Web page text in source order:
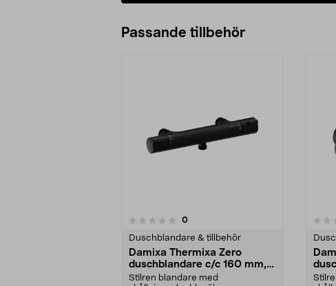
Passande tillbehör
0recensioner
Duschblandare & tillbehör
Damixa Thermixa Zero
duschblandare c/c 160 mm,
svart
Stilren blandare med
0.0 av 5 stjärnor